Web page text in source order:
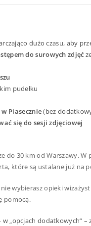
dużo czasu, aby
do surowych zdjęć
pudełku
Piasecznie(bez
się do sesji zdjęciowej
do 30 km od Warszawy.
które są ustalane już na
nie wybierasz opieki
pomocą.
„opcjach dodatkowych” –